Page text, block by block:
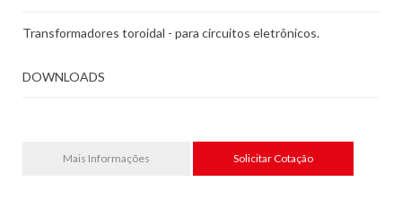
Transformadores toroidal - para circuitos eletrônicos.
DOWNLOADS
Mais Informações Solicitar Cotação